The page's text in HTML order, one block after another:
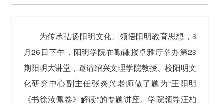
为传承弘扬阳明文化、领悟阳明教育思想，3
月26日下午，阳明学院在勤谦搂卓雅厅举办第23
期阳明大讲堂，邀请绍兴文理学院教授、校阳明文
化研究中心副主任张炎兴老师做了题为“王阳明
《书徐汝佩卷》解读”的专题讲座。学院领导汪柏